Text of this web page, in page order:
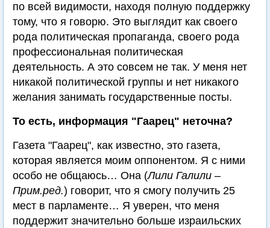
по всей видимости, находя полную поддержку
тому, что я говорю. Это выглядит как своего
рода политическая пропаганда, своего рода
профессиональная политическая
деятельность. А это совсем не так. У меня нет
никакой политической группы и нет никакого
желания занимать государственные посты.
То есть, информация "Гаарец" неточна?
Газета "Гаарец", как известно, это газета,
которая является моим оппонентом. Я с ними
особо не общаюсь… Она (Лили Галили –
Прим.ред.) говорит, что я смогу получить 25
мест в парламенте… Я уверен, что меня
поддержит значительно больше израильских